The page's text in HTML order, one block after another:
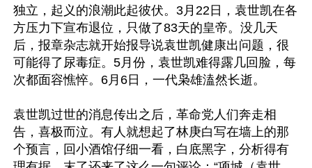
独立，起义的浪潮此起彼伏。3月22日，袁世凯在各
方压力下宣布退位，只做了83天的皇帝。没几天
后，报章杂志就开始报导说袁世凯健康出问题，很
可能得了尿毒症。5月份，袁世凯难得露几回脸，每
次都面容憔悴。6月6日，一代枭雄溘然长逝。
袁世凯过世的消息传出之后，革命党人们奔走相
告，喜极而泣。有人就想起了林庚白写在墙上的那
个预言，回小酒馆仔细一看，白底黑字，分析得有